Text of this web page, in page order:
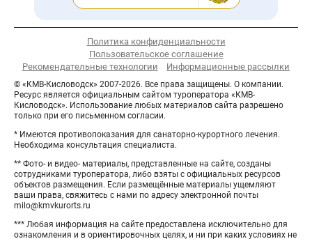
Политика конфиденциальности
Пользовательское соглашение
Рекомендательные технологии
Информационные рассылки
© «КМВ-Кисловодск» 2007-2026. Все права защищены. О компании.
Ресурс является официальным сайтом туроператора «КМВ-
Кисловодск». Использование любых материалов сайта разрешено
только при его письменном согласии.
* Имеются противопоказания для санаторно-курортного лечения.
Необходима консультация специалиста.
** Фото- и видео- материалы, представленные на сайте, созданы
сотрудниками туроператора, либо взяты с официальных ресурсов
объектов размещения. Если размещённые материалы ущемляют
ваши права, свяжитесь с нами по адресу электронной почты
milo@kmvkurorts.ru
*** Любая информация на сайте предоставлена исключительно для
ознакомления и в ориентировочных целях, и ни при каких условиях не